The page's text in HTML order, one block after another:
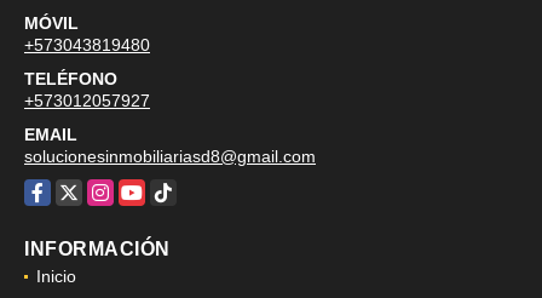
MÓVIL
+573043819480
TELÉFONO
+573012057927
EMAIL
solucionesinmobiliariasd8@gmail.com
Facebook
X Instagram
YouTube
TikTok
INFORMACIÓN
Inicio